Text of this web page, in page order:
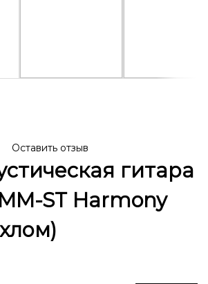
Оставить отзыв
гитара
ST Harmony